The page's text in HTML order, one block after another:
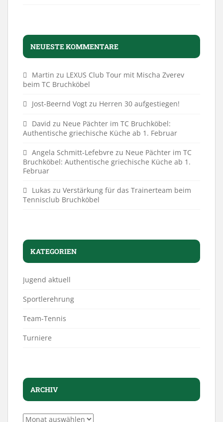
NEUESTE KOMMENTARE
Martin zu LEXUS Club Tour mit Mischa Zverev
beim TC Bruchköbel
Jost-Beernd Vogt zu Herren 30 aufgestiegen!
David zu Neue Pächter im TC Bruchköbel:
Authentische griechische Küche ab 1. Februar
Angela Schmitt-Lefebvre zu Neue Pächter im TC
Bruchköbel: Authentische griechische Küche ab 1.
Februar
Lukas zu Verstärkung für das Trainerteam beim
Tennisclub Bruchköbel
KATEGORIEN
Jugend aktuell
Sportlerehrung
Team-Tennis
Turniere
ARCHIV
Archiv